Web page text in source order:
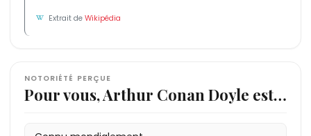
Extrait deWikipédia
NOTORIÉTÉ PERÇUE
Pour vous, Arthur Conan Doyle est…